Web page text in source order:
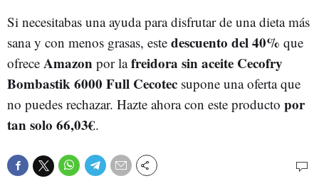
Si necesitabas una ayuda para disfrutar de una dieta más
sana y con menos grasas, este descuento del 40% que
ofrece Amazon por lafreidora sin aceite Cecofry
Bombastik 6000 Full Cecotec supone una oferta que
no puedes rechazar. Hazte ahora con este producto por
tan solo 66,03€.